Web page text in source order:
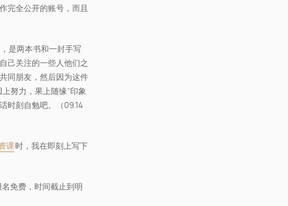
完全公开的账号，而且
是两本书和一封手写
己关注的一些人他们之
同朋友，然后因为这件
努力，果上随缘”印象
时刻自勉吧。（09.14
课时，我在即刻上写下
免费，时间截止到明